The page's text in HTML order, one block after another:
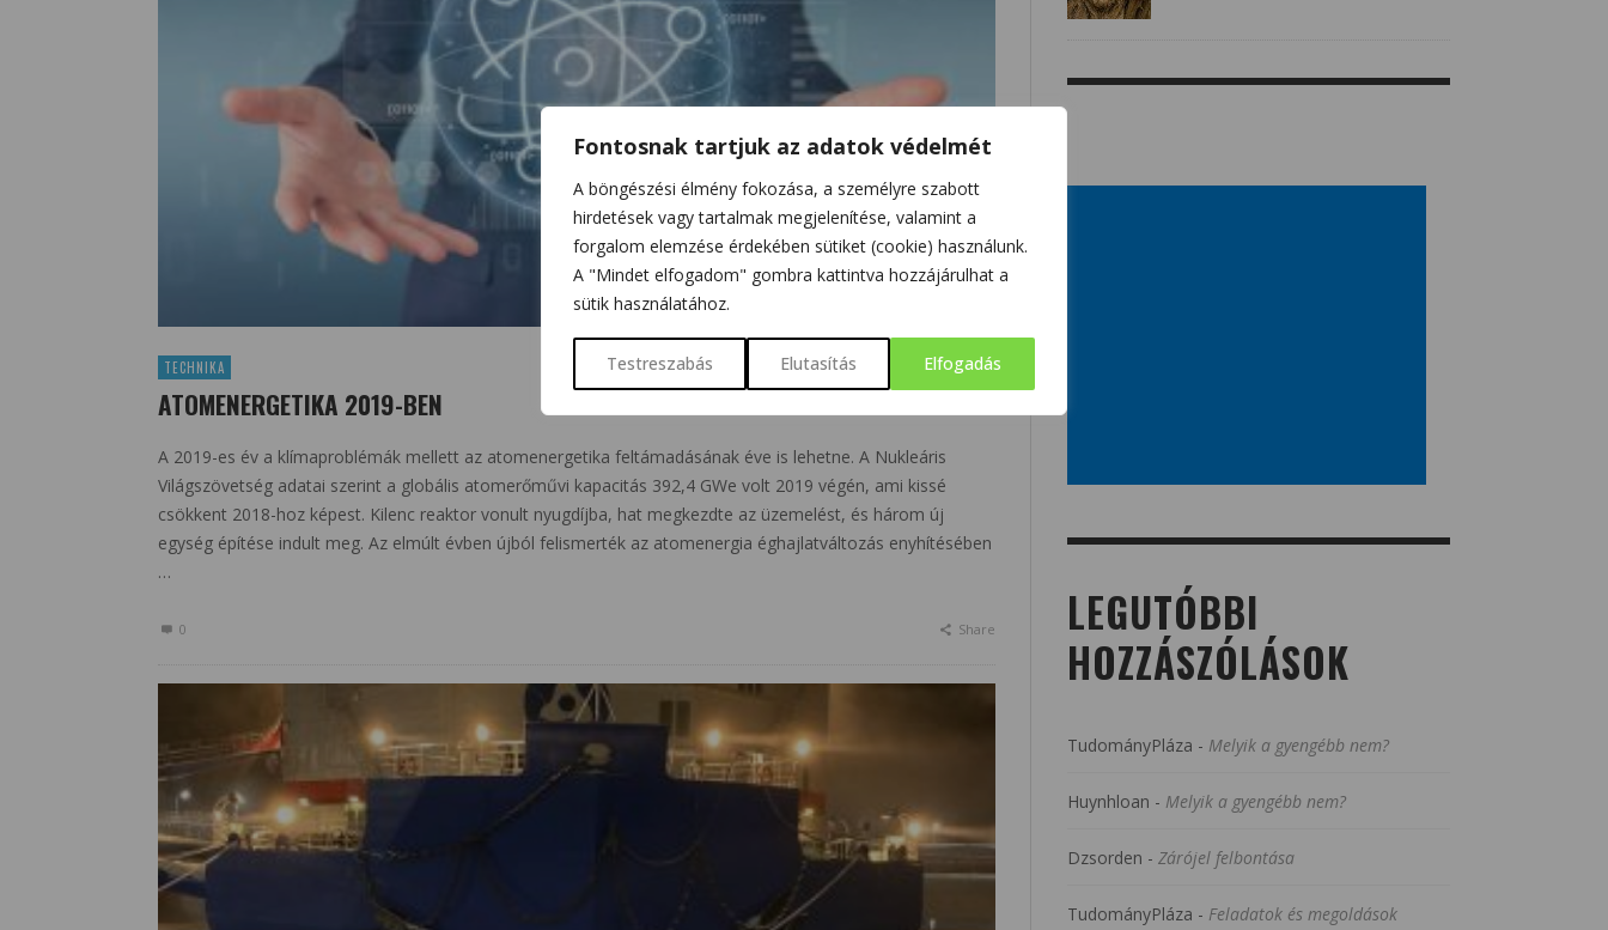
Fontosnak tartjuk az adatok védelmét
A böngészési élmény fokozása, a személyre szabott
hirdetések vagy tartalmak megjelenítése, valamint a
forgalom elemzése érdekében sütiket (cookie) használunk.
A "Mindet elfogadom" gombra kattintva hozzájárulhat a
sütik használatához.
Testreszabás Elutasítás Elfogadás
TECHNIKA
ATOMENERGETIKA 2019-BEN
A 2019-es év a klímaproblémák mellett az atomenergetika feltámadásának éve is lehetne. A Nukleáris
Világszövetség adatai szerint a globális atomerőművi kapacitás 392,4 GWe volt 2019 végén, ami kissé
csökkent 2018-hoz képest. Kilenc reaktor vonult nyugdíjba, hat megkezdte az üzemelést, és három új
egység építése indult meg. Az elmúlt évben újból felismerték az atomenergia éghajlatváltozás enyhítésében
…
0 Share
LEGUTÓBBI
HOZZÁSZÓLÁSOK
TudományPláza - Melyik a gyengébb nem?
Huynhloan - Melyik a gyengébb nem?
Dzsorden - Zárójel felbontása
TudományPláza - Feladatok és megoldások